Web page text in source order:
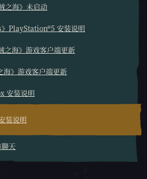
之海》未启动
》PlayStation®5 安装说明
之海》游戏客户端更新
海》游戏客户端更新
安装说明
装说明
天